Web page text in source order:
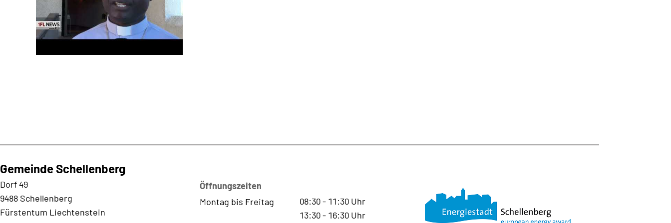
Gemeinde Schellenberg
Dorf 49
9488 Schellenberg
Fürstentum Liechtenstein
Öffnungszeiten
Montag bis Freitag
08:30- 11:30 Uhr
13:30- 16:30 Uhr